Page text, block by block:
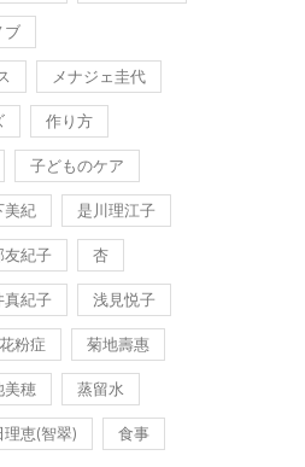
ブ
メナジェ圭代
作り方
子どものケア
美紀 是川理江子
友紀子 杏
真紀子 浅見悦子
花粉症 菊地壽惠
美穂 蒸留水
理恵(智翠) 食事